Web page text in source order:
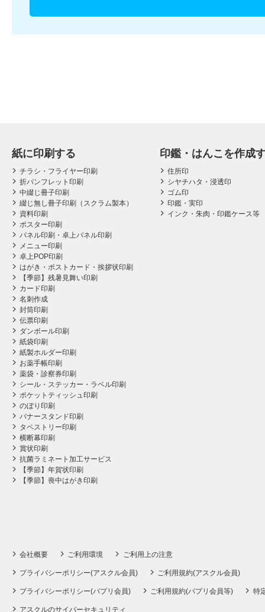
紙に印刷する
チラシ・フライヤー印刷
折パンフレット印刷
中綴じ冊子印刷
綴じ無し冊子印刷（スクラム製本）
資料印刷
ポスター印刷
パネル印刷・卓上パネル印刷
メニュー印刷
卓上POP印刷
はがき・ポストカード・挨拶状印刷
【季節】残暑見舞い印刷
カード印刷
名刺作成
封筒印刷
伝票印刷
ダンボール印刷
紙袋印刷
紙製ホルダー印刷
お薬手帳印刷
薬袋・診察券印刷
シール・ステッカー・ラベル印刷
ポケットティッシュ印刷
のぼり印刷
バナースタンド印刷
タペストリー印刷
横断幕印刷
賞状印刷
抗菌ラミネート加工サービス
【季節】年賀状印刷
【季節】喪中はがき印刷
印鑑・はんこを作成
住所印
シヤチハタ・浸透印
ゴム印
印鑑・実印
インク・朱肉・印鑑ケース等
会社概要 ご利用環境 ご利用上の注意
プライバシーポリシー(アスクル会員) ご利用規約(アスクル会員)
プライバシーポリシー(パプリ会員) ご利用規約(パプリ会員等) 特
アスクルのサイバーセキュリティ